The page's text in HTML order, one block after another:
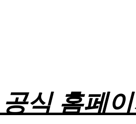
공식 홈페